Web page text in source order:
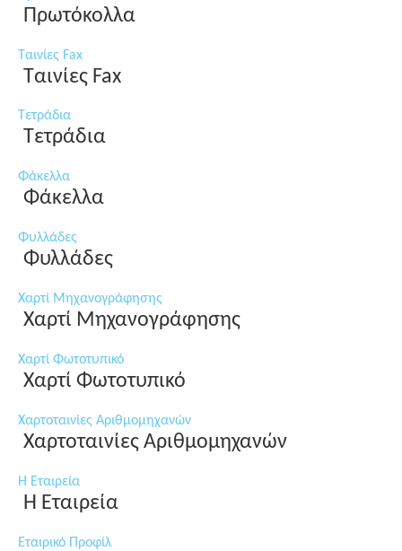
Πρωτόκολλα
Ταινίες Fax
Ταινίες Fax
Τετράδια
Τετράδια
Φάκελλα
Φάκελλα
Φυλλάδες
Φυλλάδες
Χαρτί Μηχανογράφησης
Χαρτί Μηχανογράφησης
Χαρτί Φωτοτυπικό
Χαρτί Φωτοτυπικό
Χαρτοταινίες Αριθμομηχανών
Χαρτοταινίες Αριθμομηχανών
Η Εταιρεία
Η Εταιρεία
Εταιρικό Προφίλ